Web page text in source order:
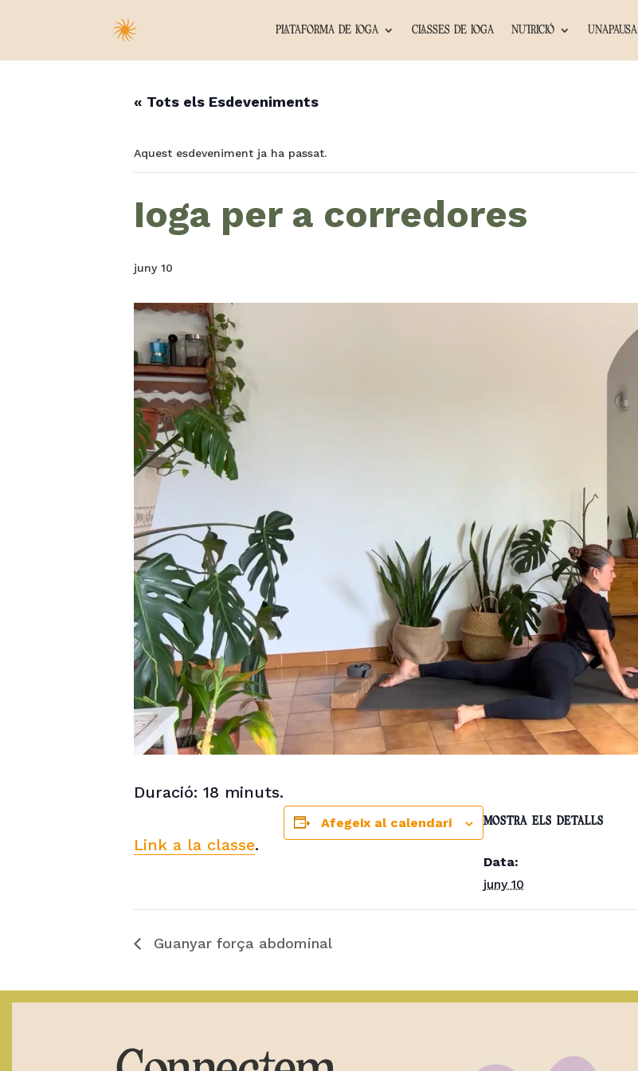
PLATAFORMA DE IOGA CLASSES DE IOGA NUTRICIÓ UNAPAUSA
« Tots els Esdeveniments
Aquest esdeveniment ja ha passat.
Ioga per a corredores
juny 10
Duració: 18 minuts.
Link a la classe.
Afegeix al calendari MOSTRA ELS DETALLS
Data:
juny 10
Guanyar força abdominal